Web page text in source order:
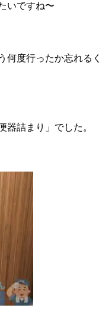
いですね〜
何度行ったか忘れるく
器詰まり」でした。